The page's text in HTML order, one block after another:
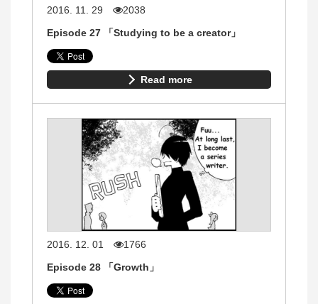
2016. 11. 29
2038
Episode 27 「Studying to be a creator」
Read more
2016. 12. 01
1766
Episode 28 「Growth」